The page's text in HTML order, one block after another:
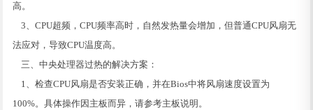
高。
3、CPU超频，CPU频率高时，自然发热量会增加，但普通CPU风扇无
法应对，导致CPU温度高。
三、中央处理器过热的解决方案：
1、检查CPU风扇是否安装正确，并在Bios中将风扇速度设置为
100%。具体操作因主板而异，请参考主板说明。